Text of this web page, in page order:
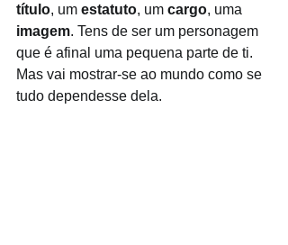
título, um estatuto, um cargo, uma
imagem. Tens de ser um personagem
que é afinal uma pequena parte de ti.
Mas vai mostrar-se ao mundo como se
tudo dependesse dela.